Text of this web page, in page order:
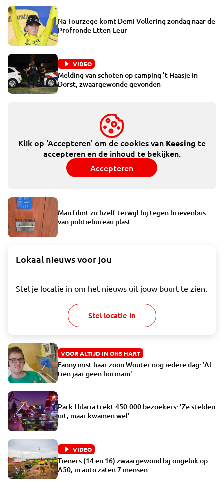
Na Tourzege komt Demi Vollering zondag naar de
Profronde Etten-Leur
VIDEO
Melding van schoten op camping 't Haasje in
Dorst, zwaargewonde gevonden
Klik op 'Accepteren' om de cookies van Keesing te
accepteren en de inhoud te bekijken.
Accepteren
Man filmt zichzelf terwijl hij tegen brievenbus
van politiebureau plast
Lokaal nieuws voor jou
Stel je locatie in om het nieuws uit jouw buurt te zien.
Stel locatie in
VOOR ALTIJD IN ONS HART
Fanny mist haar zoon Wouter nog iedere dag: 'Al
tien jaar geen hoi mam'
Park Hilaria trekt 450.000 bezoekers: 'Ze stelden
uit, maar kwamen wel'
VIDEO
Tieners (14 en 16) zwaargewond bij ongeluk op
A50, in auto zaten 7 mensen